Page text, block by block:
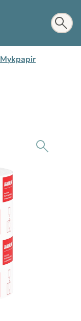
Mykpapir